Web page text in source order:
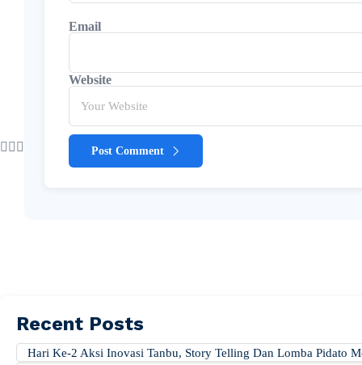
Email
Website
Post Comment
Recent Posts
Hari Ke-2 Aksi Inovasi Tanbu, Story Telling Dan Lomba Pidato